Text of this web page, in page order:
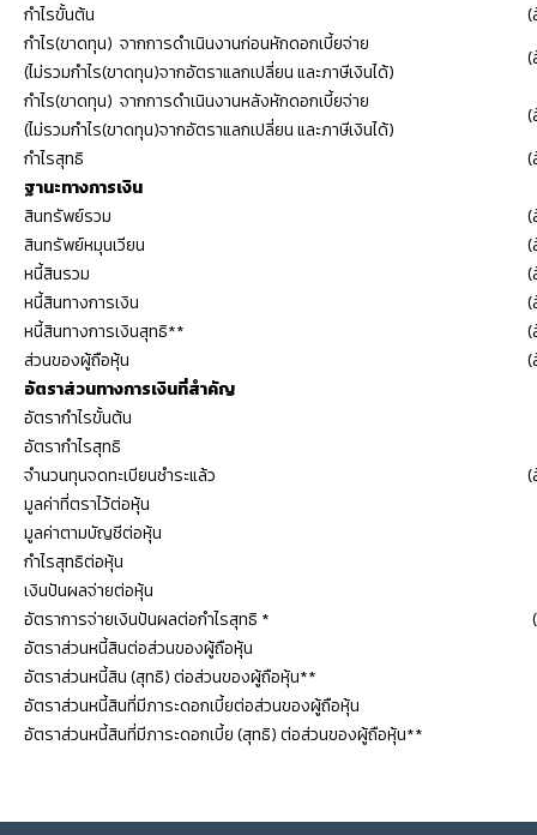
กำไรขั้นต้น
(
กำไร(ขาดทุน) จากการดำเนินงานก่อนหักดอกเบี้ยจ่าย
(
(ไม่รวมกำไร(ขาดทุน)จากอัตราแลกเปลี่ยน และภาษีเงินได้)
กำไร(ขาดทุน) จากการดำเนินงานหลังหักดอกเบี้ยจ่าย
(
(ไม่รวมกำไร(ขาดทุน)จากอัตราแลกเปลี่ยน และภาษีเงินได้)
กำไรสุทธิ
(
ฐานะทางการเงิน
สินทรัพย์รวม
(
สินทรัพย์หมุนเวียน
(
หนี้สินรวม
(
หนี้สินทางการเงิน
(
หนี้สินทางการเงินสุทธิ**
(
ส่วนของผู้ถือหุ้น
(
อัตราส่วนทางการเงินที่สำคัญ
อัตรากำไรขั้นต้น
อัตรากำไรสุทธิ
จำนวนทุนจดทะเบียนชำระแล้ว
(
มูลค่าที่ตราไว้ต่อหุ้น
มูลค่าตามบัญชีต่อหุ้น
กำไรสุทธิต่อหุ้น
เงินปันผลจ่ายต่อหุ้น
อัตราการจ่ายเงินปันผลต่อกำไรสุทธิ *
อัตราส่วนหนี้สินต่อส่วนของผู้ถือหุ้น
อัตราส่วนหนี้สิน (สุทธิ) ต่อส่วนของผู้ถือหุ้น**
อัตราส่วนหนี้สินที่มีภาระดอกเบี้ยต่อส่วนของผู้ถือหุ้น
อัตราส่วนหนี้สินที่มีภาระดอกเบี้ย (สุทธิ) ต่อส่วนของผู้ถือหุ้น**